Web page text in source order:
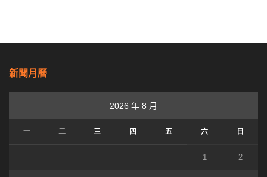
新聞月曆
2026 年 8 月
一 二 三 四 五 六 日
1 2